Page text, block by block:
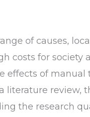
of causes,
costs for society
effects of
literature review,
the research